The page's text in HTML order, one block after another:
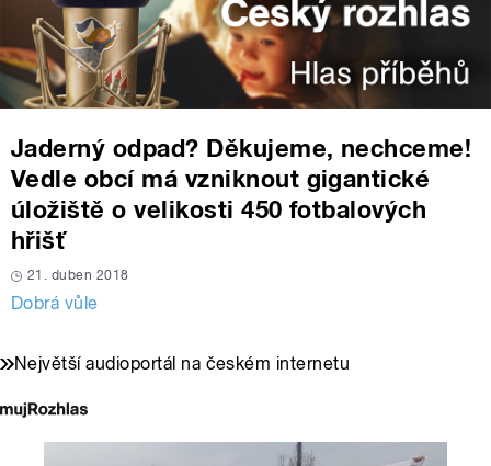
Jaderný odpad? Děkujeme, nechceme!
Vedle obcí má vzniknout gigantické
úložiště o velikosti 450 fotbalových
hřišť
21. duben 2018
Dobrá vůle
Největší audioportál na českém internetu